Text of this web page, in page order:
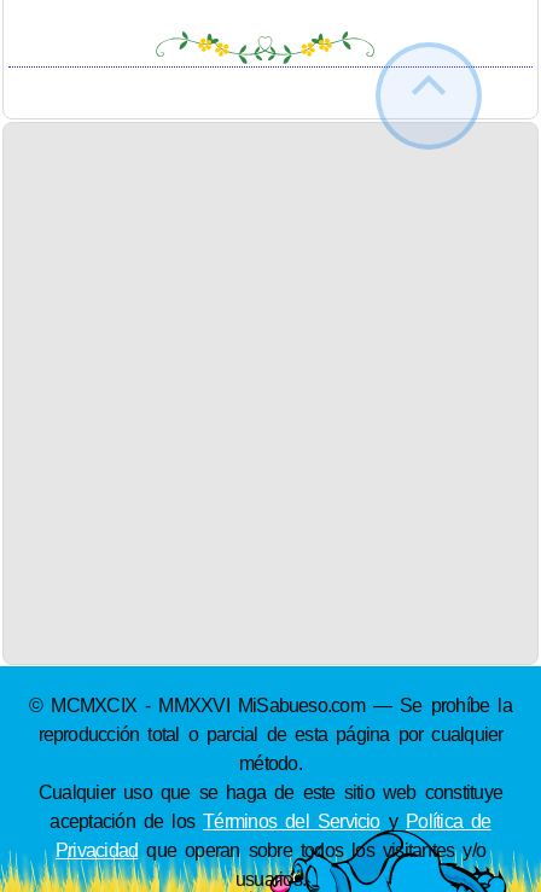
© MCMXCIX - MMXXVI MiSabueso.com — Se prohíbe la
reproducción total o parcial de esta página por cualquier
método.
Cualquier uso que se haga de este sitio web constituye
aceptación de losTérminos del Servicioy Política de
Privacidad que operan sobre todos los visitantes y/o
usuarios.